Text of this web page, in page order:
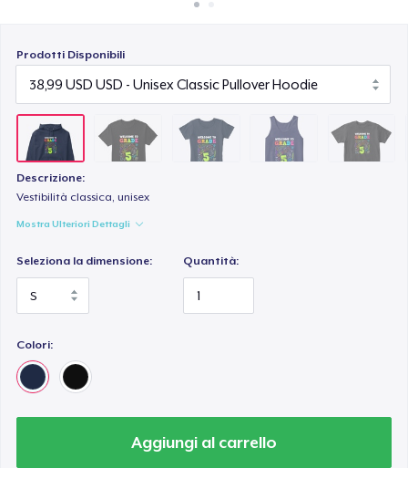
Prodotti Disponibili
Descrizione:
Vestibilità classica, unisex
Mostra Ulteriori Dettagli
Seleziona la dimensione: Quantità:
Colori:
Aggiungi al carrello